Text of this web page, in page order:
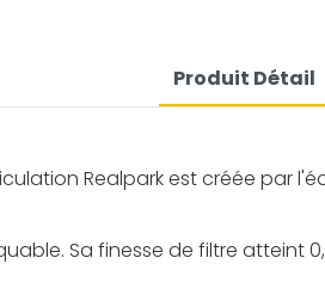
Produit Détail
Realpark est créée par
Sa finesse de filtre atteint